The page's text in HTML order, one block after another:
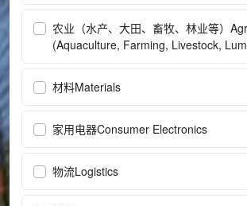
农业（水产、大田、畜牧、林业等）
(Aquaculture, Farming, Livestock,
材料Materials
家用电器Consumer Electronics
物流Logistics